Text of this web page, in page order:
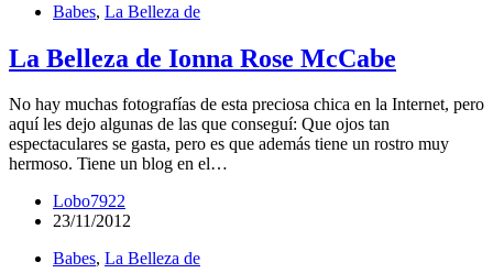
Babes, La Belleza de
La Belleza de Ionna Rose McCabe
No hay muchas fotografías de esta preciosa chica en la Internet, pero
aquí les dejo algunas de las que conseguí: Que ojos tan
espectaculares se gasta, pero es que además tiene un rostro muy
hermoso. Tiene un blog en el…
Lobo7922
23/11/2012
Babes, La Belleza de